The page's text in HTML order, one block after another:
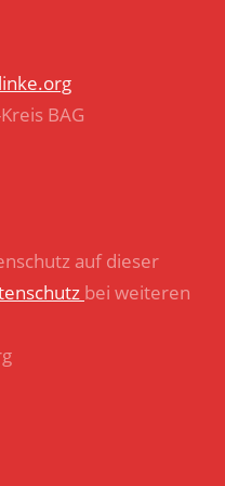
BAG
auf dieser
bei weiteren